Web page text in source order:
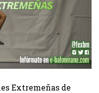
Extremeñas de